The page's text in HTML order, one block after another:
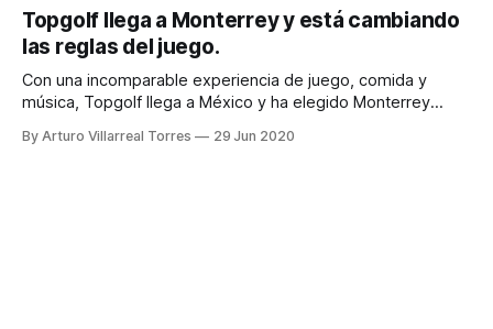
Topgolf llega a Monterrey y está cambiando
las reglas del juego.
Con una incomparable experiencia de juego, comida y
música, Topgolf llega a México y ha elegido Monterrey
entretenimiento
By Arturo Villarreal Torres 29 Jun 2020